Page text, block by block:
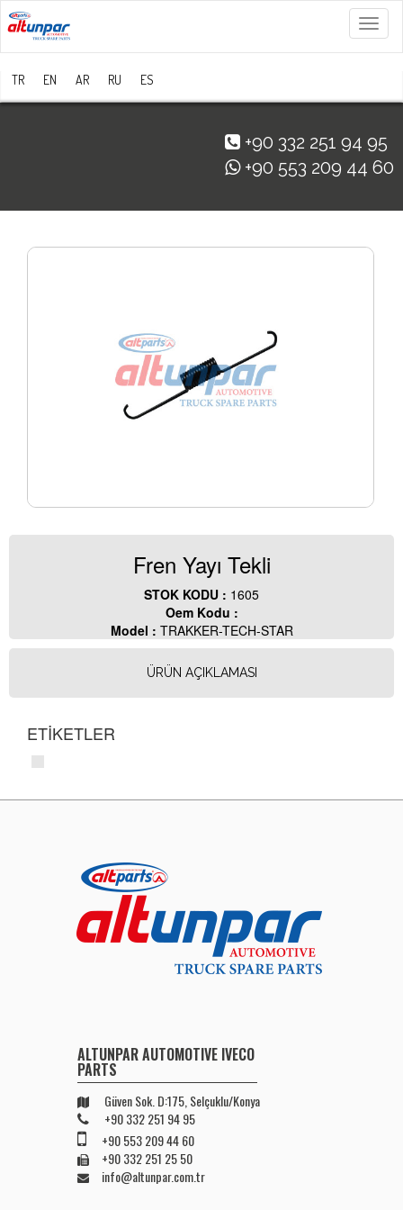
Menü
TR EN AR RU ES
+90 332 251 94 95
+90 553 209 44 60
Fren Yayı Tekli
STOK KODU : 1605
Oem Kodu :
Model : TRAKKER-TECH-STAR
ÜRÜN AÇIKLAMASI
ETİKETLER
ALTUNPAR AUTOMOTIVE IVECO
PARTS
Güven Sok. D:175, Selçuklu/Konya
+90 332 251 94 95
+90 553 209 44 60
+90 332 251 25 50
info@altunpar.com.tr